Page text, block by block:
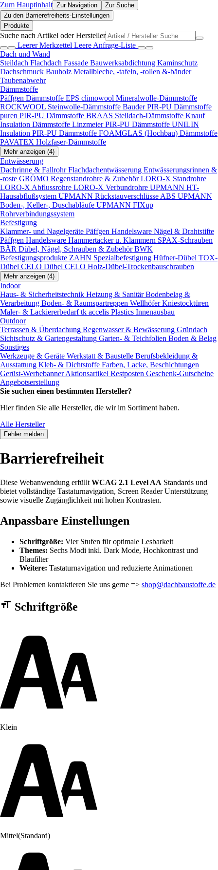
Zum Hauptinhalt Zur Navigation
Zur Suche
Zu den Barrierefreiheits-Einstellungen
Produkte
Suche nach Artikel oder Hersteller
Leerer Merkzettel Leere Anfrage-Liste
Dach und Wand
Steildach Flachdach Fassade Bauwerksabdichtung Kaminschutz
Dachschmuck Bauholz Metallbleche, -tafeln, -rollen &-bänder
Taubenabwehr
Dämmstoffe
Päffgen Dämmstoffe EPS climowool Mineralwolle-Dämmstoffe
ROCKWOOL Steinwolle-Dämmstoffe Bauder PIR-PU Dämmstoffe
puren PIR-PU Dämmstoffe BRAAS Steildach-Dämmstoffe Knauf
Insulation Dämmstoffe Linzmeier PIR-PU Dämmstoffe UNILIN
Insulation PIR-PU Dämmstoffe FOAMGLAS (Hochbau) Dämmstoffe
PAVATEX Holzfaser-Dämmstoffe
Mehr anzeigen (4)
Entwässerung
Dachrinne & FallrohrFlachdachentwässerung Entwässerungsrinnen &
-roste GRÖMO Regenstandrohre & ZubehörLORO-X Standrohre
LORO-X Abflussrohre LORO-X Verbundrohre UPMANN HT-
Hausabflußsystem UPMANN Rückstauverschlüsse ABS UPMANN
Boden-, Keller-, Duschabläufe UPMANN FIXup
Rohrverbindungssystem
Befestigung
Klammer- und Nagelgeräte Päffgen Handelsware Nägel & Drahtstifte
Päffgen Handelsware Hammertacker u. Klammern SPAX-Schrauben
BÄR Dübel, Nägel, Schrauben & ZubehörBWK
Befestigungsprodukte ZAHN Spezialbefestigung Hüfner-Dübel TOX-
Dübel CELO Dübel CELO Holz-Dübel-Trockenbauschrauben
Mehr anzeigen (4)
Indoor
Haus- & Sicherheitstechnik Heizung & SanitärBodenbelag &
Verarbeitung Boden- & Raumspartreppen Wellhöfer Kniestocktüren
Maler- & Lackiererbedarftk accelis Plastics Innenausbau
Outdoor
Terrassen & Überdachung Regenwasser & Bewässerung Gründach
Sichtschutz & Gartengestaltung Garten- & Teichfolien Boden & Belag
Sonstiges
Werkzeuge & Geräte Werkstatt & Baustelle Berufsbekleidung &
Ausstattung Kleb- & Dichtstoffe Farben, Lacke, Beschichtungen
Gerüst-WerbebannerAktionsartikel Restposten Geschenk-Gutscheine
Angebotserstellung
Sie suchen einen bestimmten Hersteller?
Hier finden Sie alle Hersteller, die wir im Sortiment haben.
Alle Hersteller
Fehler melden
Barrierefreiheit
Diese Webanwendung erfüllt WCAG 2.1 Level AA Standards und
bietet vollständige Tastaturnavigation, Screen Reader Unterstützung
sowie visuelle Zugänglichkeit mit hohen Kontrasten.
Anpassbare Einstellungen
Schriftgröße: Vier Stufen für optimale Lesbarkeit
Themes: Sechs Modi inkl. Dark Mode, Hochkontrast und
Blaufilter
Weitere: Tastaturnavigation und reduzierte Animationen
Bei Problemen kontaktieren Sie uns gerne => shop@dachbaustoffe.de
Barrierefreiheit Einstellungen Formular
Schriftgröße
Klein
Mittel(Standard)